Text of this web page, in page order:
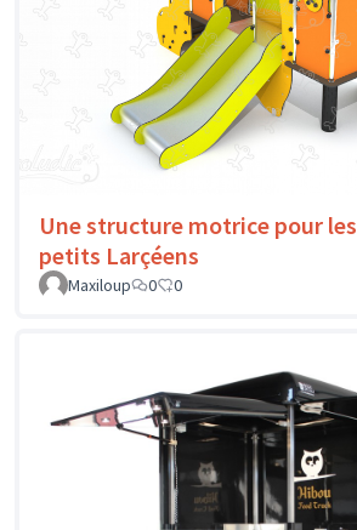
Une structure motrice pour les
petits Larçéens
Maxiloup
0 0